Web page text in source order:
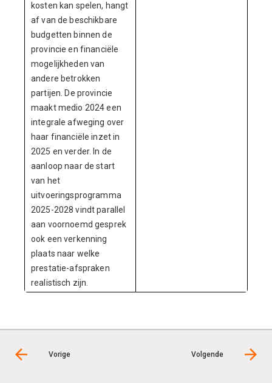
kosten kan spelen, hangt
af van de beschikbare
budgetten binnen de
provincie en financiële
mogelijkheden van
andere betrokken
partijen. De provincie
maakt medio 2024 een
integrale afweging over
haar financiële inzet in
2025 en verder. In de
aanloop naar de start
van het
uitvoeringsprogramma
2025-2028 vindt parallel
aan voornoemd gesprek
ook een verkenning
plaats naar welke
prestatie-afspraken
realistisch zijn.
Vorige Volgende